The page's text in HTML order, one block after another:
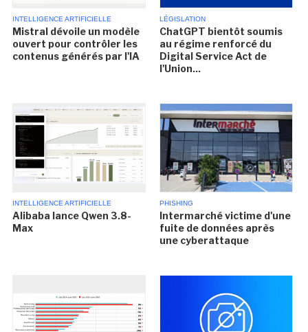
INTELLIGENCE ARTIFICIELLE
Mistral dévoile un modèle
ouvert pour contrôler les
contenus générés par l'IA
LÉGISLATION
ChatGPT bientôt soumis
au régime renforcé du
Digital Service Act de
l'Union...
INTELLIGENCE ARTIFICIELLE
Alibaba lance Qwen 3.8-
Max
PHISHING
Intermarché victime d'une
fuite de données après
une cyberattaque